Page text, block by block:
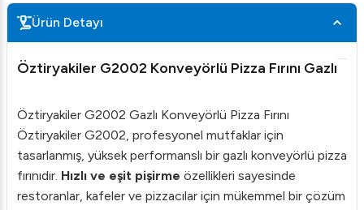
Ürün Detayı
Öztiryakiler G2002 Konveyörlü Pizza Fırını Gazlı
Öztiryakiler G2002 Gazlı Konveyörlü Pizza Fırını
Öztiryakiler G2002, profesyonel mutfaklar için
tasarlanmış, yüksek performanslı bir gazlı konveyörlü pizza
fırınıdır. Hızlı ve eşit pişirme özellikleri sayesinde
restoranlar, kafeler ve pizzacılar için mükemmel bir çözüm